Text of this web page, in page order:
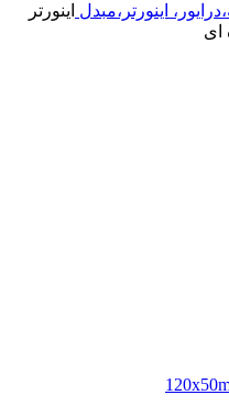
اینورتر،مبدل اینورتر